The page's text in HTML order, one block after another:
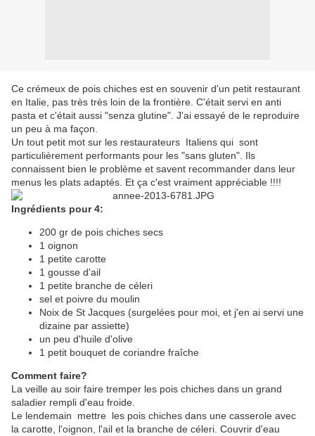
Ce crémeux de pois chiches est en souvenir d'un petit restaurant
en Italie, pas très très loin de la frontière. C'était servi en anti
pasta et c'était aussi "senza glutine". J'ai essayé de le reproduire
un peu à ma façon.
Un tout petit mot sur les restaurateurs Italiens qui sont
particulièrement performants pour les "sans gluten". Ils
connaissent bien le problème et savent recommander dans leur
menus les plats adaptés. Et ça c'est vraiment appréciable !!!!
Ingrédients pour 4:
200 gr de pois chiches secs
1 oignon
1 petite carotte
1 gousse d'ail
1 petite branche de céleri
sel et poivre du moulin
Noix de St Jacques (surgelées pour moi, et j'en ai servi une
dizaine par assiette)
un peu d'huile d'olive
1 petit bouquet de coriandre fraîche
Comment faire?
La veille au soir faire tremper les pois chiches dans un grand
saladier rempli d'eau froide.
Le lendemain mettre les pois chiches dans une casserole avec
la carotte, l'oignon, l'ail et la branche de céleri. Couvrir d'eau